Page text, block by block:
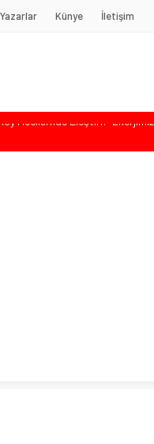
Künye İletişim
Odabaş’a Duygu Dolu Veda
TBMM’ye Sunulan Yasa